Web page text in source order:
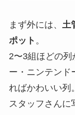
まず外には、
土
ポット 。
2〜3組ほどの
ー・ニンテンド
ればかわいい列。
スタッフさんに